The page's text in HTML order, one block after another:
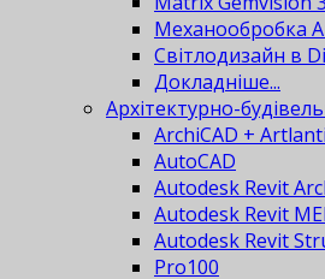
Механообробка
Світлодизайн в
Докладніше...
Архітектурно-
ArchiCAD +
AutoCAD
Autodesk Revit
Autodesk Revit
Autodesk Revit
Pro100